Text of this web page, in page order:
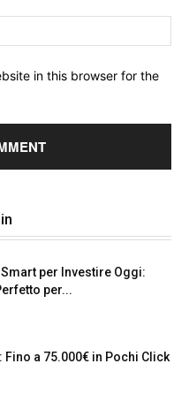
in this browser for the
per Investire Oggi:
per...
Fino a 75.000€ in Pochi Click